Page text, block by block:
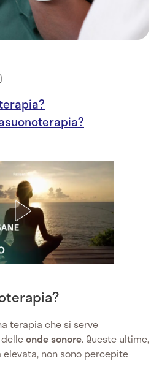
terapia che si serve
onde sonore. Queste ultime,
non sono percepite